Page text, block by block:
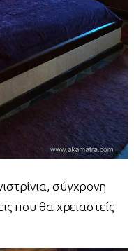
σύγχρονη
που θα χρειαστείς